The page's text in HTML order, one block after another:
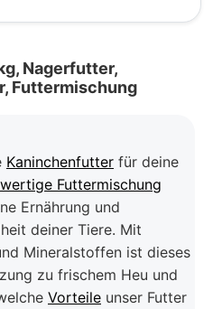
Nagerfutter,
Futtermischung
Kaninchenfutter für deine
Futtermischung
Ernährung und
deiner Tiere. Mit
Mineralstoffen ist dieses
zu frischem Heu und
Vorteile unser Futter